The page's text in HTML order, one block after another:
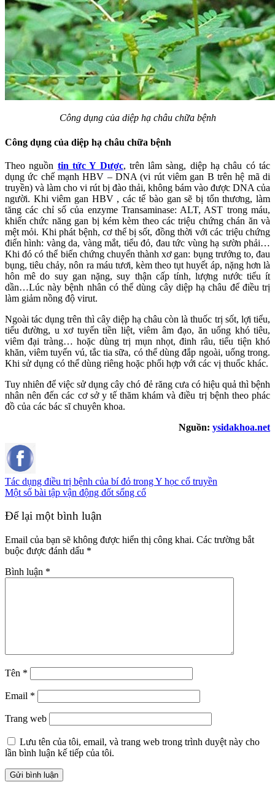
Công dụng của diệp hạ châu chữa bệnh
Công dụng của diệp hạ châu chữa bệnh
Theo nguồn tin tức Y Dược, trên lâm sàng, diệp hạ châu có tác
dụng ức chế mạnh HBV – DNA (vi rút viêm gan B trên hệ mã di
truyền) và làm cho vi rút bị đào thải, không bám vào được DNA của
người. Khi viêm gan HBV , các tế bào gan sẽ bị tổn thương, làm
tăng các chỉ số của enzyme Transaminase: ALT, AST trong máu,
khiến chức năng gan bị kém kèm theo các triệu chứng chán ăn và
mệt mỏi. Khi phát bệnh, cơ thể bị sốt, đồng thời với các triệu chứng
điển hình: vàng da, vàng mắt, tiểu đỏ, đau tức vùng hạ sườn phải…
Khi đó có thể biến chứng chuyển thành xơ gan: bụng trướng to, đau
bụng, tiêu chảy, nôn ra máu tươi, kèm theo tụt huyết áp, nặng hơn là
hôn mê do suy gan nặng, suy thận cấp tính, lượng nước tiểu ít
dần…Lúc này bệnh nhân có thể dùng cây diệp hạ châu để điều trị
làm giảm nồng độ virut.
Ngoài tác dụng trên thì cây diệp hạ châu còn là thuốc trị sốt, lợi tiểu,
tiểu đường, u xơ tuyến tiền liệt, viêm âm đạo, ăn uống khó tiêu,
viêm đại tràng… hoặc dùng trị mụn nhọt, đinh râu, tiểu tiện khó
khăn, viêm tuyến vú, tắc tia sữa, có thể dùng đắp ngoài, uống trong.
Khi sử dụng có thể dùng riêng hoặc phối hợp với các vị thuốc khác.
Tuy nhiên để việc sử dụng cây chó đẻ răng cưa có hiệu quả thì bệnh
nhân nên đến các cơ sở y tế thăm khám và điều trị bệnh theo phác
đồ của các bác sĩ chuyên khoa.
Nguồn: ysidakhoa.net
Tác dụng điều trị bệnh của bí đỏ trong Y học cổ truyền
Một số bài tập vận động đốt sống cổ
Để lại một bình luận
Email của bạn sẽ không được hiển thị công khai. Các trường bắt
buộc được đánh dấu *
Bình luận *
Tên *
Email *
Trang web
Lưu tên của tôi, email, và trang web trong trình duyệt này cho
lần bình luận kế tiếp của tôi.